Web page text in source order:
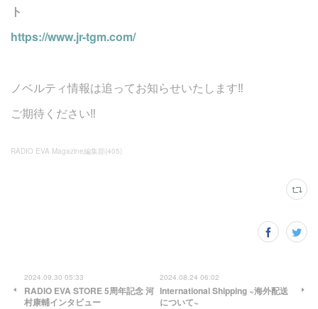
ト
https://www.jr-tgm.com/
ノベルティ情報は追ってお知らせいたします‼︎
ご期待ください‼︎
RADIO EVA Magazine編集部(405)
2024.09.30 05:33
RADIO EVA STORE 5周年記念 河
村康輔インタビュー
2024.08.24 06:02
International Shipping ~海外配送
について~